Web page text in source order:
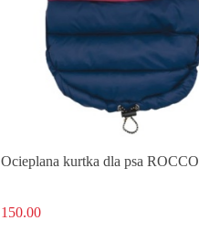
Ocieplana kurtka dla psa ROCCO
150.00